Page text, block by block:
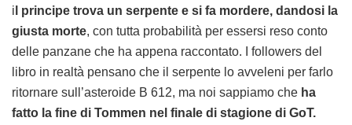
i l principe trova un serpente e si fa mordere, dandosi la
giusta morte, con tutta probabilità per essersi reso conto
delle panzane che ha appena raccontato. I followers del
libro in realtà pensano che il serpente lo avveleni per farlo
ritornare sull’asteroide B 612, ma noi sappiamo che ha
fatto la fine di Tommen nel finale di stagione di GoT.